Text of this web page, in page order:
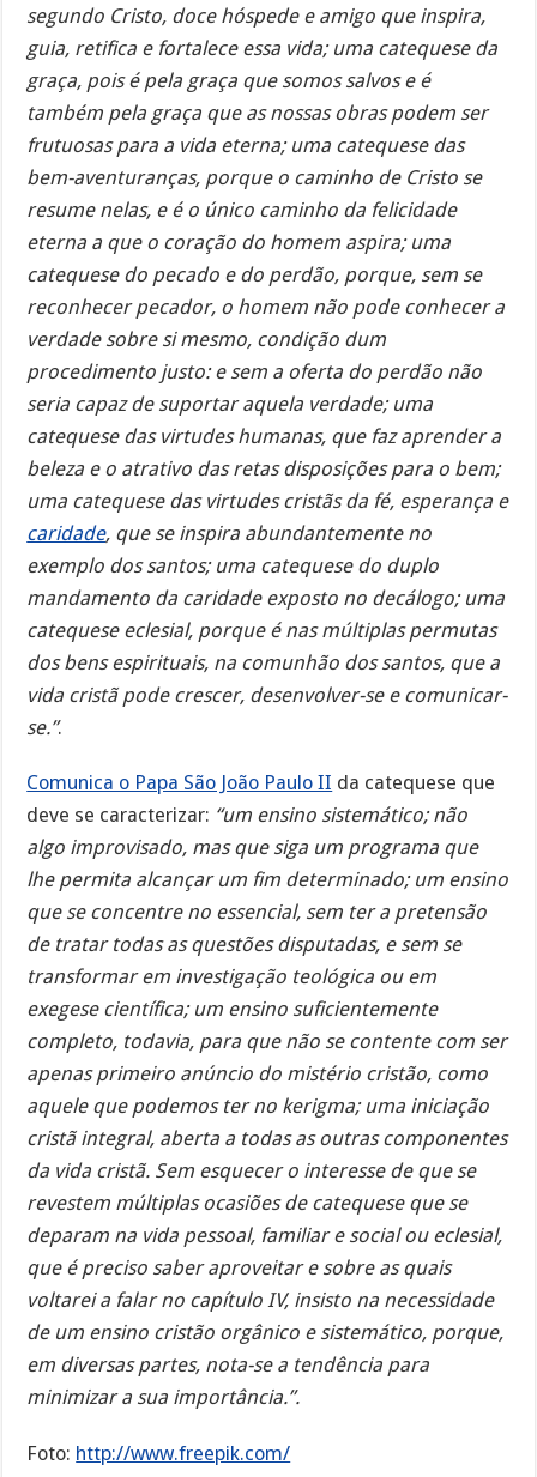
segundo Cristo, doce hóspede e amigo que inspira,
guia, retifica e fortalece essa vida; uma catequese da
graça, pois é pela graça que somos salvos e é
também pela graça que as nossas obras podem ser
frutuosas para a vida eterna; uma catequese das
bem-aventuranças, porque o caminho de Cristo se
resume nelas, e é o único caminho da felicidade
eterna a que o coração do homem aspira; uma
catequese do pecado e do perdão, porque, sem se
reconhecer pecador, o homem não pode conhecer a
verdade sobre si mesmo, condição dum
procedimento justo: e sem a oferta do perdão não
seria capaz de suportar aquela verdade; uma
catequese das virtudes humanas, que faz aprender a
beleza e o atrativo das retas disposições para o bem;
uma catequese das virtudes cristãs da fé, esperança e
caridade, que se inspira abundantemente no
exemplo dos santos; uma catequese do duplo
mandamento da caridade exposto no decálogo; uma
catequese eclesial, porque é nas múltiplas permutas
dos bens espirituais, na comunhão dos santos, que a
vida cristã pode crescer, desenvolver-se e comunicar-
se.”.
Comunica o Papa São João Paulo II da catequese que
deve se caracterizar: “um ensino sistemático; não
algo improvisado, mas que siga um programa que
lhe permita alcançar um fim determinado; um ensino
que se concentre no essencial, sem ter a pretensão
de tratar todas as questões disputadas, e sem se
transformar em investigação teológica ou em
exegese científica; um ensino suficientemente
completo, todavia, para que não se contente com ser
apenas primeiro anúncio do mistério cristão, como
aquele que podemos ter no kerigma; uma iniciação
cristã integral, aberta a todas as outras componentes
da vida cristã. Sem esquecer o interesse de que se
revestem múltiplas ocasiões de catequese que se
deparam na vida pessoal, familiar e social ou eclesial,
que é preciso saber aproveitar e sobre as quais
voltarei a falar no capítulo IV, insisto na necessidade
de um ensino cristão orgânico e sistemático, porque,
em diversas partes, nota-se a tendência para
minimizar a sua importância.”.
Foto: http://www.freepik.com/